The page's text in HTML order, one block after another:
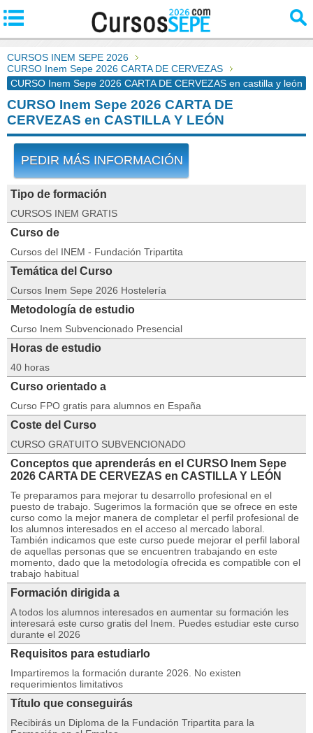
CURSOS INEM SEPE 2026
CURSO Inem Sepe 2026 CARTA DE CERVEZAS
CURSO Inem Sepe 2026 CARTA DE CERVEZAS en castilla y león
CURSO Inem Sepe 2026 CARTA DE
CERVEZAS en CASTILLA Y LEÓN
PEDIR MÁS INFORMACIÓN
Tipo de formación
CURSOS INEM GRATIS
Curso de
Cursos del INEM - Fundación Tripartita
Temática del Curso
Cursos Inem Sepe 2026 Hostelería
Metodología de estudio
Curso Inem Subvencionado Presencial
Horas de estudio
40 horas
Curso orientado a
Curso FPO gratis para alumnos en España
Coste del Curso
CURSO GRATUITO SUBVENCIONADO
Conceptos que aprenderás en el CURSO Inem Sepe
2026 CARTA DE CERVEZAS en CASTILLA Y LEÓN
Te preparamos para mejorar tu desarrollo profesional en el
puesto de trabajo. Sugerimos la formación que se ofrece en este
curso como la mejor manera de completar el perfil profesional de
los alumnos interesados en el acceso al mercado laboral.
También indicamos que este curso puede mejorar el perfil laboral
de aquellas personas que se encuentren trabajando en este
momento, dado que la metodología ofrecida es compatible con el
trabajo habitual
Formación dirigida a
A todos los alumnos interesados en aumentar su formación les
interesará este curso gratis del Inem. Puedes estudiar este curso
durante el 2026
Requisitos para estudiarlo
Impartiremos la formación durante 2026. No existen
requerimientos limitativos
Título que conseguirás
Recibirás un Diploma de la Fundación Tripartita para la